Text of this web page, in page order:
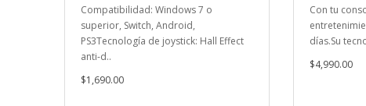
Compatibilidad: Windows 7 o
superior, Switch, Android,
PS3Tecnología de joystick: Hall Effect
anti-d..
$1,690.00
Con tu
días.Su
$4,990.00